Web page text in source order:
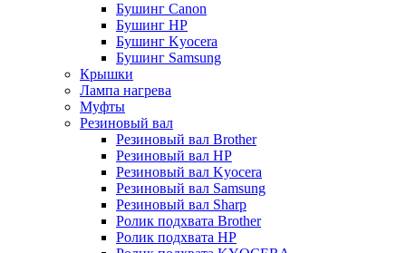
Бушинг Canon
Бушинг HP
Бушинг Kyocera
Бушинг Samsung
Крышки
Лампа нагрева
Муфты
Резиновый вал
Резиновый вал Brother
Резиновый вал HP
Резиновый вал Kyocera
Резиновый вал Samsung
Резиновый вал Sharp
Ролик подхвата Brother
Ролик подхвата HP